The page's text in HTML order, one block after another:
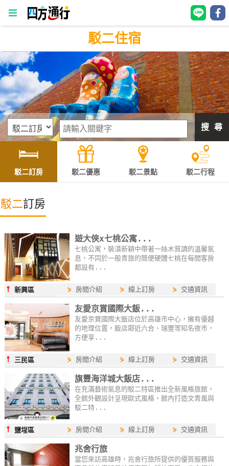
四
方
通
行
訂
房
灣
訂
房
HOT
特
色
民
宿
全
球
租
車
網
紅
帶
你
玩
駁二住宿
搜 尋
駁二訂房 駁二優惠 駁二景點 駁二行程
駁二訂房
遊大俠x七桃公寓...
七桃公寓，裝潢新穎中帶著一絲木質調的溫馨氣
息，不同於一般青旅的簡便硬體七桃在每間客房
都設有...
⫯新興區 ⋟ 房間介紹 ⋟線上訂房 ⋟ 交通資訊
友愛京賞國際大飯...
友愛京賞國際大飯店位於高雄市中心，擁有優越
的地理位置，飯店鄰近六合、瑞豐等知名夜市，
方便享...
⫯ 三民區 ⋟ 房間介紹 ⋟線上訂房 ⋟ 交通資訊
旗豐海洋城大飯店...
在充滿藝術氣息的駁二特區推出全新風格旅館，
全館外觀設計呈現歐式風格，館內打造文青風與
駁二特...
⫯ 鹽埕區 ⋟ 房間介紹 ⋟線上訂房 ⋟ 交通資訊
兆舍行旅
當您來訪高雄時，兆舍行旅所提供的優質服務與